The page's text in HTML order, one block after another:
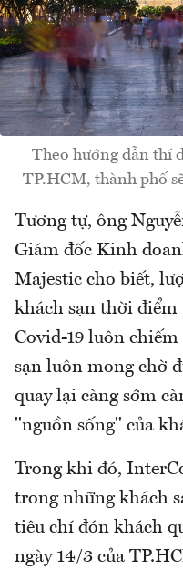
Theo hướng dẫn thí
TP.HCM, thành phố
Tương tự, ông
Giám đốc Kinh
Majestic cho biết,
khách sạn thời
Covid-19 luôn
sạn luôn mong chờ
quay lại càng sớm
"nguồn sống" của
Trong khi đó,
trong những khách
tiêu chí đón khách
ngày 14/3 của